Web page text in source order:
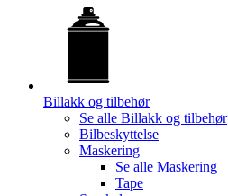
Billakk og tilbehør
Se alle Billakk og tilbehør
Bilbeskyttelse
Maskering
Se alle Maskering
Tape